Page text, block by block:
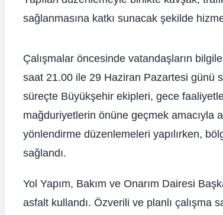
sağlanmasına katkı sunacak şekilde
Çalışmalar öncesinde vatandaşların
saat 21.00 ile 29 Haziran Pazartesi günü
süreçte Büyükşehir ekipleri, gece
mağduriyetlerin önüne geçmek amacıyla
yönlendirme düzenlemeleri yapılırken,
sağlandı.
Yol Yapım, Bakım ve Onarım Dairesi
asfalt kullandı. Özverili ve planlı çalışma